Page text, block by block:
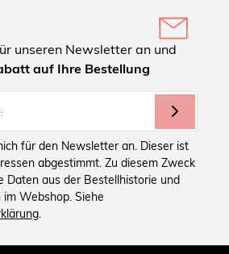
unseren Newsletter an und
auf Ihre Bestellung
für den Newsletter an. Dieser ist
abgestimmt. Zu diesem Zweck
Daten aus der Bestellhistorie und
Webshop. Siehe
.